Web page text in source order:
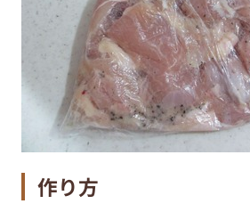
作り方